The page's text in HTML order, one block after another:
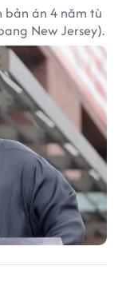
bản án 4 năm tù
New Jersey).